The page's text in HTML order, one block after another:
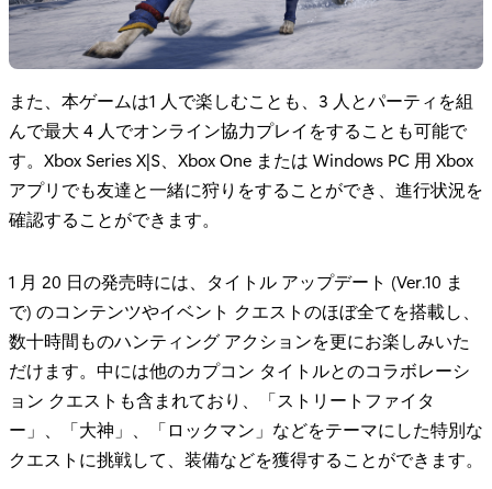
また、本ゲームは1 人で楽しむことも、3 人とパーティを組
んで最大 4 人でオンライン協力プレイをすることも可能で
す。Xbox Series X|S、Xbox One または Windows PC 用 Xbox
アプリでも友達と一緒に狩りをすることができ、進行状況を
確認することができます。
1 月 20 日の発売時には、タイトル アップデート (Ver.10 ま
で) のコンテンツやイベント クエストのほぼ全てを搭載し、
数十時間ものハンティング アクションを更にお楽しみいた
だけます。中には他のカプコン タイトルとのコラボレーシ
ョン クエストも含まれており、「ストリートファイタ
ー」、「大神」、「ロックマン」などをテーマにした特別な
クエストに挑戦して、装備などを獲得することができます。